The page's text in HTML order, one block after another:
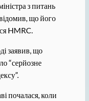
з питань
що його
HMRC.
заявив, що
“серйозне
почалася, коли